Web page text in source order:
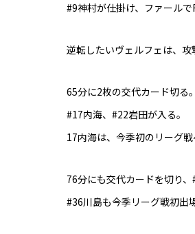
#9神村が仕掛け、ファール
逆転したいヴェルフェは、攻
65分に2枚の交代カード切る。
#17内海、#22岩田が入る。
17内海は、今季初のリーグ戦
76分にも交代カードを切り、
#36川島も今季リーグ戦初出